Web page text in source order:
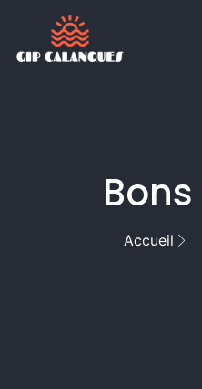
Accueil